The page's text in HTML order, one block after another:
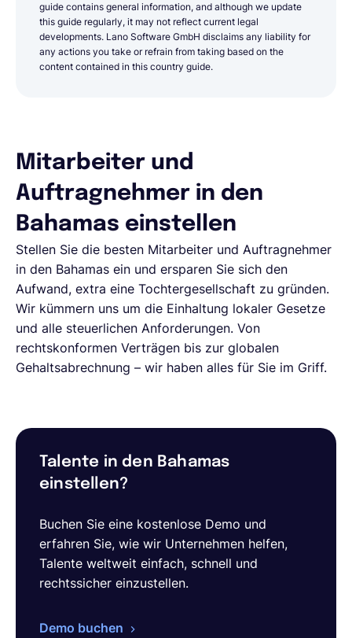
guide contains general information, and although we update
this guide regularly, it may not reflect current legal
developments. Lano Software GmbH disclaims any liability for
any actions you take or refrain from taking based on the
content contained in this country guide.
Mitarbeiter und
Auftragnehmer in den
Bahamas einstellen
Stellen Sie die besten Mitarbeiter und Auftragnehmer
in den Bahamas ein und ersparen Sie sich den
Aufwand, extra eine Tochtergesellschaft zu gründen.
Wir kümmern uns um die Einhaltung lokaler Gesetze
und alle steuerlichen Anforderungen. Von
rechtskonformen Verträgen bis zur globalen
Gehaltsabrechnung – wir haben alles für Sie im Griff.
Talente in den Bahamas
einstellen?
Buchen Sie eine kostenlose Demo und
erfahren Sie, wie wir Unternehmen helfen,
Talente weltweit einfach, schnell und
rechtssicher einzustellen.
Demo buchen